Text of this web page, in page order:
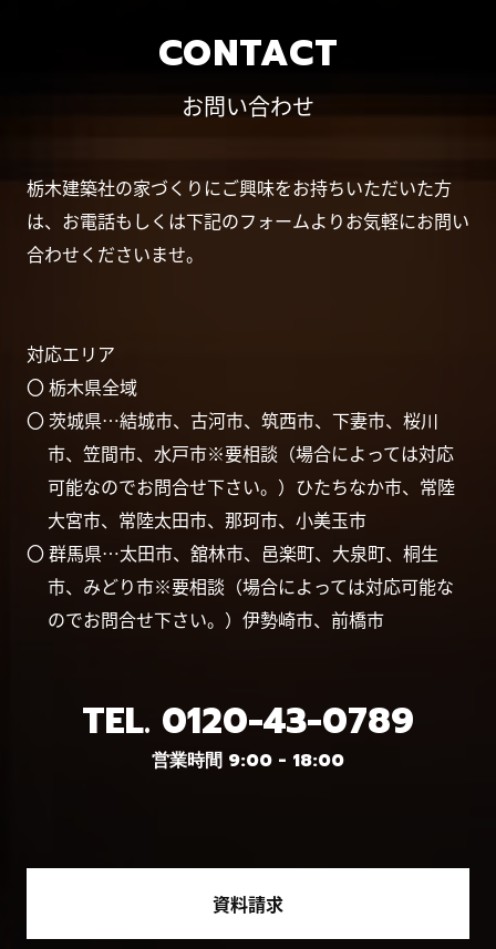
CONTACT
お問い合わせ
栃木建築社の家づくりにご興味をお持ちいただいた方
は、お電話もしくは下記のフォームよりお気軽にお問い
合わせくださいませ。
対応エリア
〇 栃木県全域
〇 茨城県…結城市、古河市、筑西市、下妻市、桜川
市、笠間市、水戸市※要相談（場合によっては対応
可能なのでお問合せ下さい。）ひたちなか市、常陸
大宮市、常陸太田市、那珂市、小美玉市
〇 群馬県…太田市、舘林市、邑楽町、大泉町、桐生
市、みどり市※要相談（場合によっては対応可能な
のでお問合せ下さい。）伊勢崎市、前橋市
TEL. 0120-43-0789
営業時間 9:00 - 18:00
資料請求